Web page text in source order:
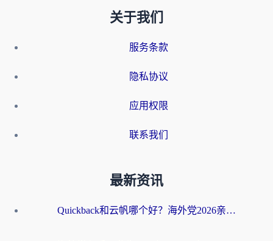
关于我们
服务条款
隐私协议
应用权限
联系我们
最新资讯
Quickback和云帆哪个好？海外党2026亲测指南：选对加速器大陆工具，无缝刷国内剧玩国服